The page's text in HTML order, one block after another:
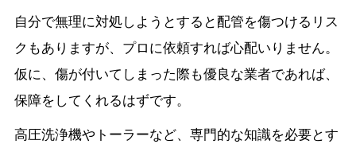
自分で無理に対処しようとすると配管を傷つけるリス
クもありますが、プロに依頼すれば心配いりません。
仮に、傷が付いてしまった際も優良な業者であれば、
保障をしてくれるはずです。
高圧洗浄機やトーラーなど、専門的な知識を必要とす